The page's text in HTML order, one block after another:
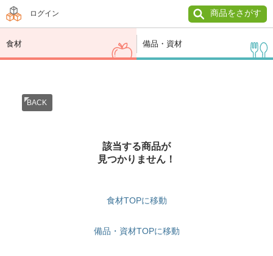
ログイン 商品をさがす
食材 備品・資材
BACK
該当する商品が
見つかりません！
食材TOPに移動
備品・資材TOPに移動